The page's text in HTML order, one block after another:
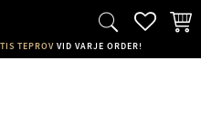
TEPROV VID VARJE ORDER!